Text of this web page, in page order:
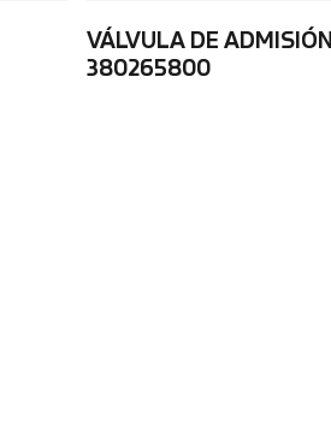
VÁLVULA DE ADMISIÓN
380265800